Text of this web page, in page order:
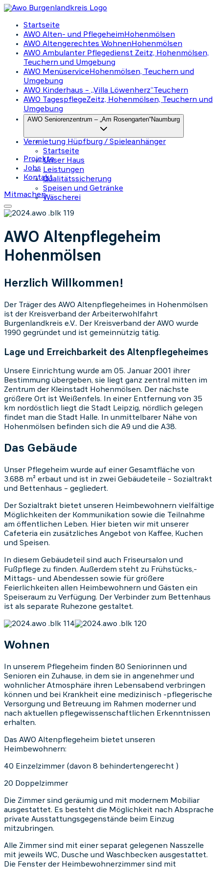
Startseite
AWO Alten- und Pflegeheim Hohenmölsen
AWO Altengerechtes Wohnen Hohenmölsen
AWO Ambulanter Pflegedienst Zeitz, Hohenmölsen,
Teuchern und Umgebung
AWO MenüserviceHohenmölsen, Teuchern und
Umgebung
AWO Kinderhaus – „Villa Löwenherz“Teuchern
AWO TagespflegeZeitz, Hohenmölsen, Teuchern und
Umgebung
AWO Seniorenzentrum – „Am Rosengarten“Naumburg
Startseite
Unser Haus
Leistungen
Qualitätssicherung
Speisen und Getränke
Wäscherei
Vermietung Hüpfburg / Spieleanhänger
Projekte
Jobs
Kontakt
Mitmachen
AWO Altenpflegeheim
Hohenmölsen
Herzlich Willkommen!
Der Träger des AWO Altenpflegeheimes in Hohenmölsen
ist der Kreisverband der Arbeiterwohlfahrt
Burgenlandkreis e.V.. Der Kreisverband der AWO wurde
1990 gegründet und ist gemeinnützig tätig.
Lage und Erreichbarkeit des Altenpflegeheimes
Unsere Einrichtung wurde am 05. Januar 2001 ihrer
Bestimmung übergeben, sie liegt ganz zentral mitten im
Zentrum der Kleinstadt Hohenmölsen. Der nächste
größere Ort ist Weißenfels. In einer Entfernung von 35
km nordöstlich liegt die Stadt Leipzig, nördlich gelegen
findet man die Stadt Halle. In unmittelbarer Nähe von
Hohenmölsen befinden sich die A9 und die A38.
Das Gebäude
Unser Pflegeheim wurde auf einer Gesamtfläche von
3.688 m² erbaut und ist in zwei Gebäudeteile – Sozialtrakt
und Bettenhaus – gegliedert.
Der Sozialtrakt bietet unseren Heimbewohnern vielfältige
Möglichkeiten der Kommunikation sowie die Teilnahme
am öffentlichen Leben. Hier bieten wir mit unserer
Cafeteria ein zusätzliches Angebot von Kaffee, Kuchen
und Speisen.
In diesem Gebäudeteil sind auch Friseursalon und
Fußpflege zu finden. Außerdem steht zu Frühstücks,-
Mittags- und Abendessen sowie für größere
Feierlichkeiten allen Heimbewohnern und Gästen ein
Speiseraum zu Verfügung. Der Verbinder zum Bettenhaus
ist als separate Ruhezone gestaltet.
Wohnen
In unserem Pflegeheim finden 80 Seniorinnen und
Senioren ein Zuhause, in dem sie in angenehmer und
wohnlicher Atmosphäre ihren Lebensabend verbringen
können und bei Krankheit eine medizinisch -pflegerische
Versorgung und Betreuung im Rahmen moderner und
nach aktuellen pflegewissenschaftlichen Erkenntnissen
erhalten.
Das AWO Altenpflegeheim bietet unseren
Heimbewohnern:
40 Einzelzimmer (davon 8 behindertengerecht )
20 Doppelzimmer
Die Zimmer sind geräumig und mit modernem Mobiliar
ausgestattet. Es besteht die Möglichkeit nach Absprache
private Ausstattungsgegenstände beim Einzug
mitzubringen.
Alle Zimmer sind mit einer separat gelegenen Nasszelle
mit jeweils WC, Dusche und Waschbecken ausgestattet.
Die Fenster der Heimbewohnerzimmer sind mit